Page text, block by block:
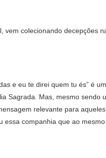
vem colecionando decepções
e eu te direi quem tu és” é
Sagrada. Mas, mesmo sendo
relevante para
companhia que ao